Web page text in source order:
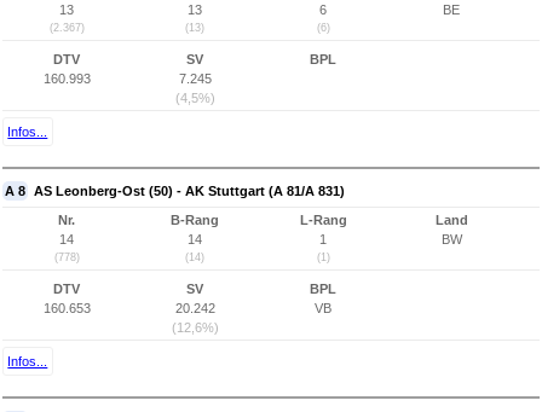
13
(2.367)
13
(13)
6
(6)
BE
DTV
160.993
SV
7.245
(4,5%)
BPL
Infos...
A 8 AS Leonberg-Ost (50) - AK Stuttgart (A 81/A 831)
Nr.
14
(778)
B-Rang
14
(14)
L-Rang
1
(1)
Land
BW
DTV
160.653
SV
20.242
(12,6%)
BPL
VB
Infos...